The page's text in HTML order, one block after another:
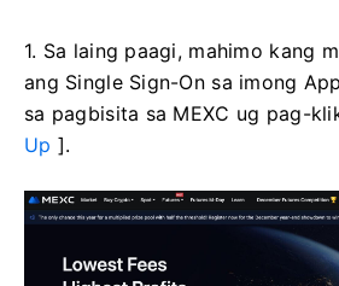
1. Sa laing paagi, mahimo kang
ang Single Sign-On sa imong
sa pagbisita sa MEXC ug pag-
Up ].